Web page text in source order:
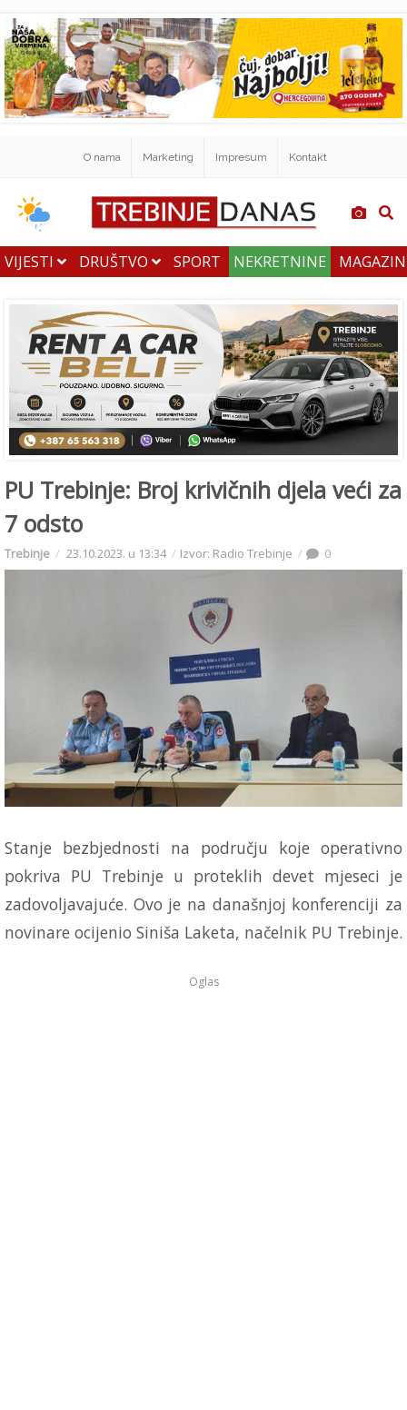
O nama Marketing Impresum Kontakt
VIJESTI DRUŠTVO SPORT NEKRETNINE
PU Trebinje: Broj krivičnih djela veći za
7 odsto
Trebinje 23.10.2023. u 13:34 Izvor: Radio Trebinje 0
Stanje bezbjednosti na području koje operativno
pokriva PU Trebinje u proteklih devet mjeseci je
zadovoljavajuće. Ovo je na današnjoj konferenciji za
novinare ocijenio Siniša Laketa, načelnik PU Trebinje.
Oglas